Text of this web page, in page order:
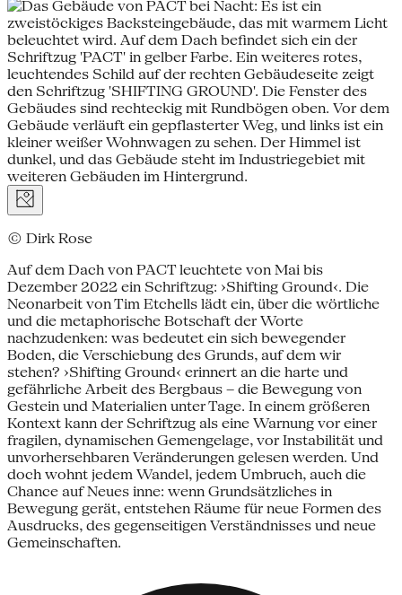
© Dirk Rose
Auf dem Dach von PACT leuchtete von Mai bis
Dezember 2022 ein Schriftzug: ›Shifting Ground‹. Die
Neonarbeit von Tim Etchells lädt ein, über die wört­liche
und die metaphorische Botschaft der Worte
nachzudenken: was bedeutet ein sich bewegender
Boden, die Verschiebung des Grunds, auf dem wir
stehen? ›Shifting Ground‹ erinnert an die harte und
gefährliche Arbeit des Bergbaus – die Bewegung von
Gestein und Materialien unter Tage. In einem größeren
Kontext kann der Schriftzug als eine Warnung vor einer
fragilen, dyna­mischen Gemengelage, vor Instabilität und
unvorhersehbaren Veränderungen gelesen werden. Und
doch wohnt jedem Wandel, jedem Umbruch, auch die
Chance auf Neues inne: wenn Grund­sätzliches in
Bewegung gerät, entstehen Räume für neue Formen des
Ausdrucks, des gegenseitigen Verständnisses und neue
Ge­meinschaften.